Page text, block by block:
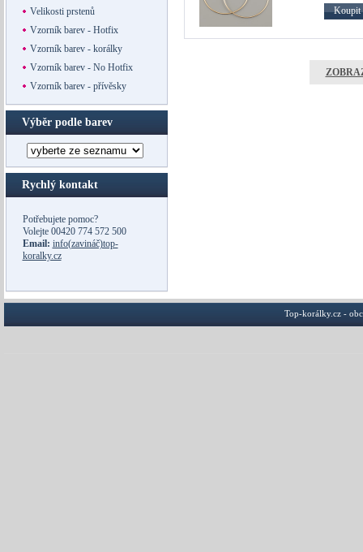
Velikosti prstenů
Vzorník barev - Hotfix
Vzorník barev - korálky
Vzorník barev - No Hotfix
Vzorník barev - přívěsky
Výběr podle barev
Rychlý kontakt
Potřebujete pomoc?
Volejte 00420 774 572 500
Email: info(zavináč)top-
koralky.cz
Koupit
Top-korálky.cz -